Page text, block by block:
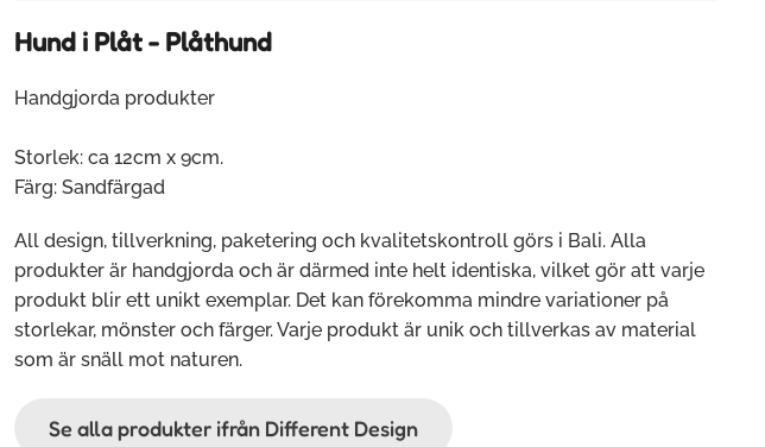
Hund i Plåt - Plåthund
Handgjorda produkter
Storlek: ca 12cm x 9cm.
Färg: Sandfärgad
All design, tillverkning, paketering och kvalitetskontroll görs i Bali. Alla
produkter är handgjorda och är därmed inte helt identiska, vilket gör att varje
produkt blir ett unikt exemplar. Det kan förekomma mindre variationer på
storlekar, mönster och färger. Varje produkt är unik och tillverkas av material
som är snäll mot naturen.
Se alla produkter ifrån Different Design